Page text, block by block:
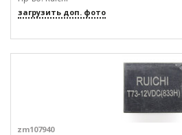
загрузить доп. фото
zm107940